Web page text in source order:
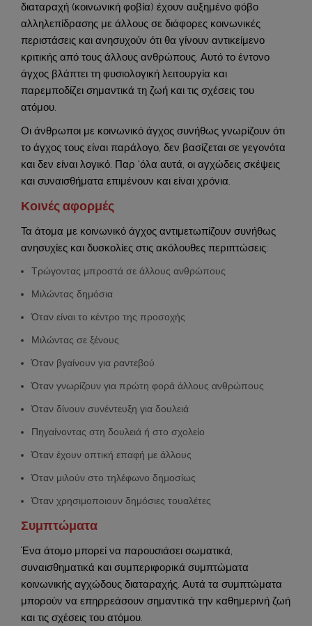
διαταραχή (κοινωνική φοβία) έχουν αυξημένο φόβο
αλληλεπίδρασης με άλλους σε διάφορες κοινωνικές
περιστάσεις και ανησυχούν ότι θα γίνουν αντικείμενο
κριτικής από τους άλλους ανθρώπους. Αυτό το έντονο
άγχος βλάπτει τη φυσιολογική λειτουργία και
παρεμποδίζει σημαντικά τη ζωή και τις σχέσεις του
ατόμου.
Οι άνθρωποι με κοινωνικό άγχος συνήθως γνωρίζουν ότι
το άγχος τους είναι παράλογο, δεν βασίζεται σε γεγονότα
και δεν είναι λογικό. Παρ ‘όλα αυτά, οι αγχώδεις σκέψεις
και συναισθήματα επιμένουν και είναι χρόνια.
Κοινές αφορμές
Τα άτομα με κοινωνικό άγχος αντιμετωπίζουν συνήθως
ανησυχίες και δυσκολίες στις ακόλουθες περιπτώσεις:
Τρώγοντας μπροστά σε άλλους ανθρώπους
Μιλώντας δημόσια
Όταν είναι το κέντρο της προσοχής
Μιλώντας σε ξένους
Όταν βγαίνουν για ραντεβού
Όταν γνωρίζουν για πρώτη φορά άλλους ανθρώπους
Όταν δίνουν συνέντευξη για δουλειά
Πηγαίνοντας στη δουλειά ή στο σχολείο
Όταν έχουν οπτική επαφή με άλλους
Όταν μιλούν στο τηλέφωνο δημοσίως
Όταν χρησιμοποιουν δημόσιες τουαλέτες
Συμπτώματα
Ένα άτομο μπορεί να παρουσιάσει σωματικά,
συναισθηματικά και συμπεριφορικά συμπτώματα
κοινωνικής αγχώδους διαταραχής. Αυτά τα συμπτώματα
μπορούν να επηρρεάσουν σημαντικά την καθημερινή ζωή
και τις σχέσεις του ατόμου.